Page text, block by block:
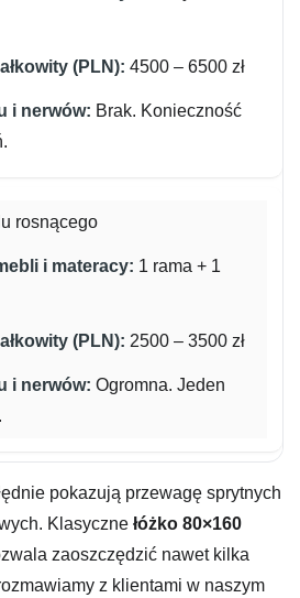
4500 – 6500 zł
Brak. Konieczność
rosnącego
1 rama + 1
2500 – 3500 zł
Ogromna. Jeden
pokazują przewagę sprytnych
Klasyczne łóżko 80×160
zaoszczędzić nawet kilka
z klientami w naszym